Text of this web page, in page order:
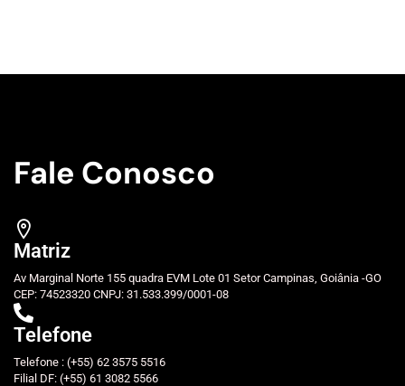
Fale Conosco
Matriz
Av Marginal Norte 155 quadra EVM Lote 01 Setor Campinas, Goiânia -GO
CEP: 74523320 CNPJ: 31.533.399/0001-08
Telefone
Telefone : (+55) 62 3575 5516
Filial DF: (+55) 61 3082 5566